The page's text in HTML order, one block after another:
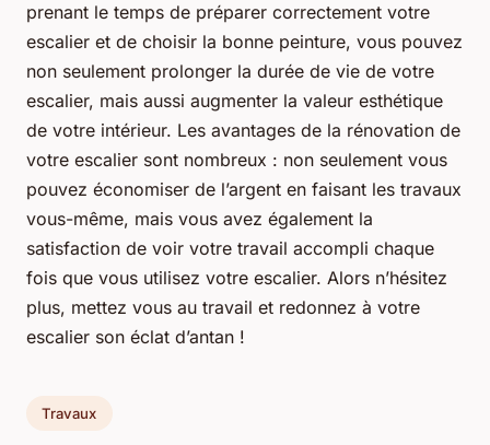
prenant le temps de préparer correctement votre
escalier et de choisir la bonne peinture, vous pouvez
non seulement prolonger la durée de vie de votre
escalier, mais aussi augmenter la valeur esthétique
de votre intérieur. Les avantages de la rénovation de
votre escalier sont nombreux : non seulement vous
pouvez économiser de l’argent en faisant les travaux
vous-même, mais vous avez également la
satisfaction de voir votre travail accompli chaque
fois que vous utilisez votre escalier. Alors n’hésitez
plus, mettez vous au travail et redonnez à votre
escalier son éclat d’antan !
Travaux